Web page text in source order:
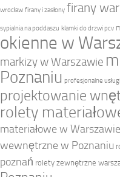
wrocław firany i zasłony firany
sypialnia na poddaszu klamki do drzwi pcv
okienne w
markizy w Warszawie
Poznaniu profesjonalne
projektowanie
rolety
materiałowe w Warszawie
wewnętrzne w Poznaniu
poznań rolety zewnętrzne